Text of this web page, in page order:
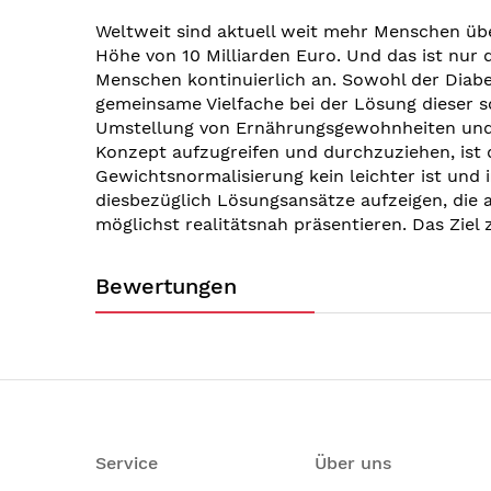
Weltweit sind aktuell weit mehr Menschen
Höhe von 10 Milliarden Euro. Und das ist nur
Menschen kontinuierlich an. Sowohl der
gemeinsame Vielfache bei der Lösung
Umstellung von Ernährungsgewohnheiten
Konzept aufzugreifen und durchzuziehen, ist
Gewichtsnormalisierung kein leichter ist und
diesbezüglich Lösungsansätze aufzeigen,
möglichst realitätsnah präsentieren. Das
Bewertungen
Service Über uns